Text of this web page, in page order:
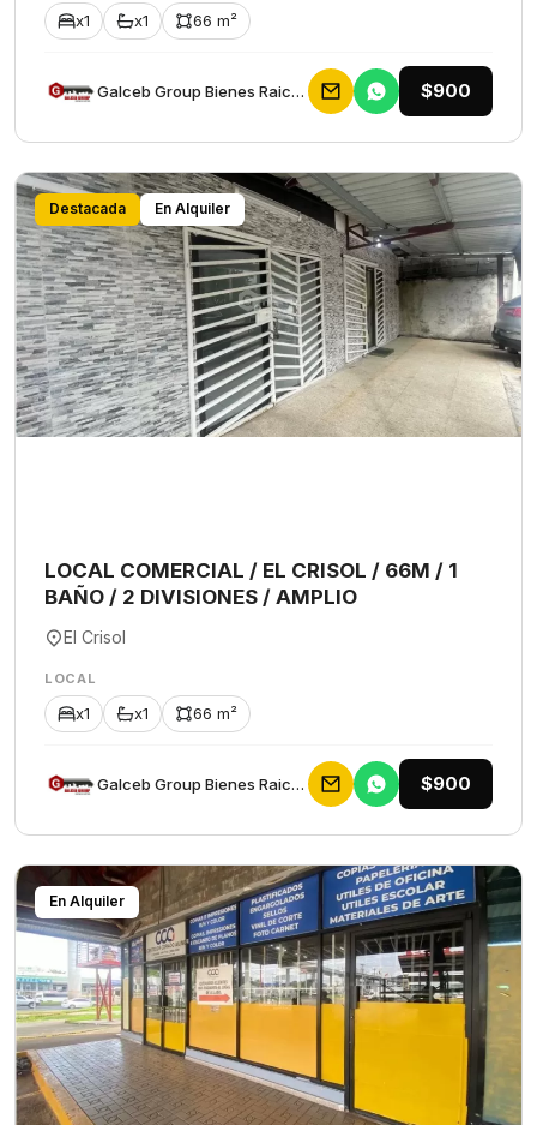
x1 x1 66 m²
Galceb Group Bienes Raices $900
Destacada En Alquiler
LOCAL COMERCIAL / EL CRISOL / 66M / 1
BAÑO / 2 DIVISIONES / AMPLIO
El Crisol
LOCAL
x1 x1 66 m²
Galceb Group Bienes Raices $900
En Alquiler